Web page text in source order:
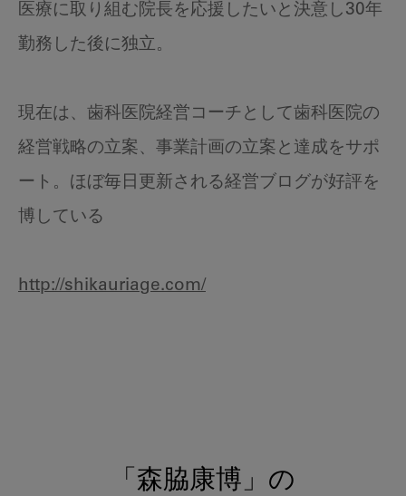
医療に取り組む院長を応援したいと決意し30年
勤務した後に独立。
現在は、歯科医院経営コーチとして歯科医院の
経営戦略の立案、事業計画の立案と達成をサポ
ート。ほぼ毎日更新される経営ブログが好評を
博している
http://shikauriage.com/
「森脇康博」の